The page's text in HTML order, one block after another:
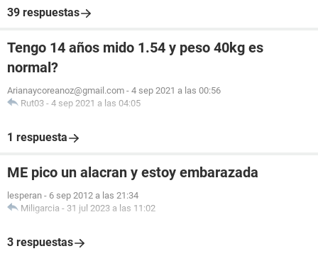
39 respuestas
Tengo 14 años mido 1.54 y peso 40kg es
normal?
Arianaycoreanoz@gmail.com - 4 sep 2021 a las 00:56
Rut03 - 4 sep 2021 a las 04:05
1 respuesta
ME pico un alacran y estoy embarazada
lesperan - 6 sep 2012 a las 21:34
Miligarcia - 31 jul 2023 a las 11:02
3 respuestas